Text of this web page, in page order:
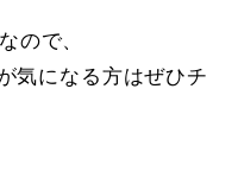
ので、
気になる方はぜひチ